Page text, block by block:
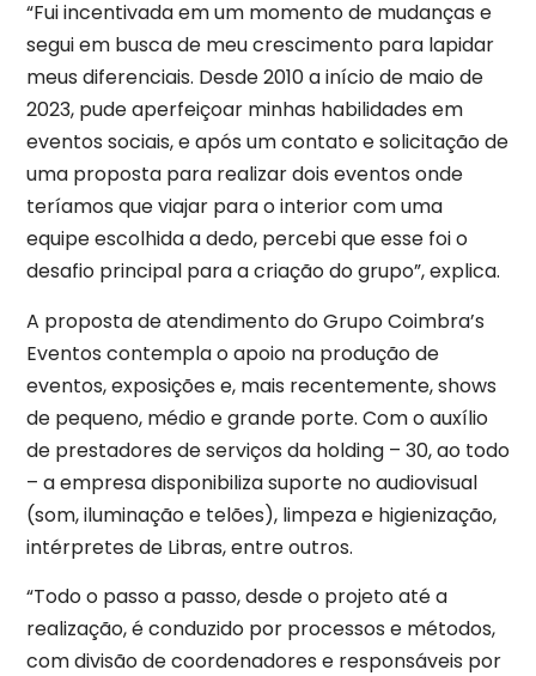
“Fui incentivada em um momento de mudanças e
segui em busca de meu crescimento para lapidar
meus diferenciais. Desde 2010 a início de maio de
2023, pude aperfeiçoar minhas habilidades em
eventos sociais, e após um contato e solicitação de
uma proposta para realizar dois eventos onde
teríamos que viajar para o interior com uma
equipe escolhida a dedo, percebi que esse foi o
desafio principal para a criação do grupo”, explica.
A proposta de atendimento do Grupo Coimbra’s
Eventos contempla o apoio na produção de
eventos, exposições e, mais recentemente, shows
de pequeno, médio e grande porte. Com o auxílio
de prestadores de serviços da holding – 30, ao todo
– a empresa disponibiliza suporte no audiovisual
(som, iluminação e telões), limpeza e higienização,
intérpretes de Libras, entre outros.
“Todo o passo a passo, desde o projeto até a
realização, é conduzido por processos e métodos,
com divisão de coordenadores e responsáveis por